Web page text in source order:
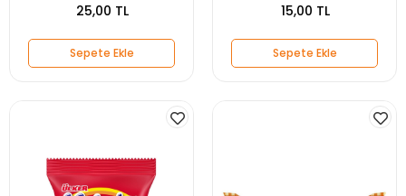
25,00 TL
Sepete Ekle
15,00 TL
Sepete Ekle